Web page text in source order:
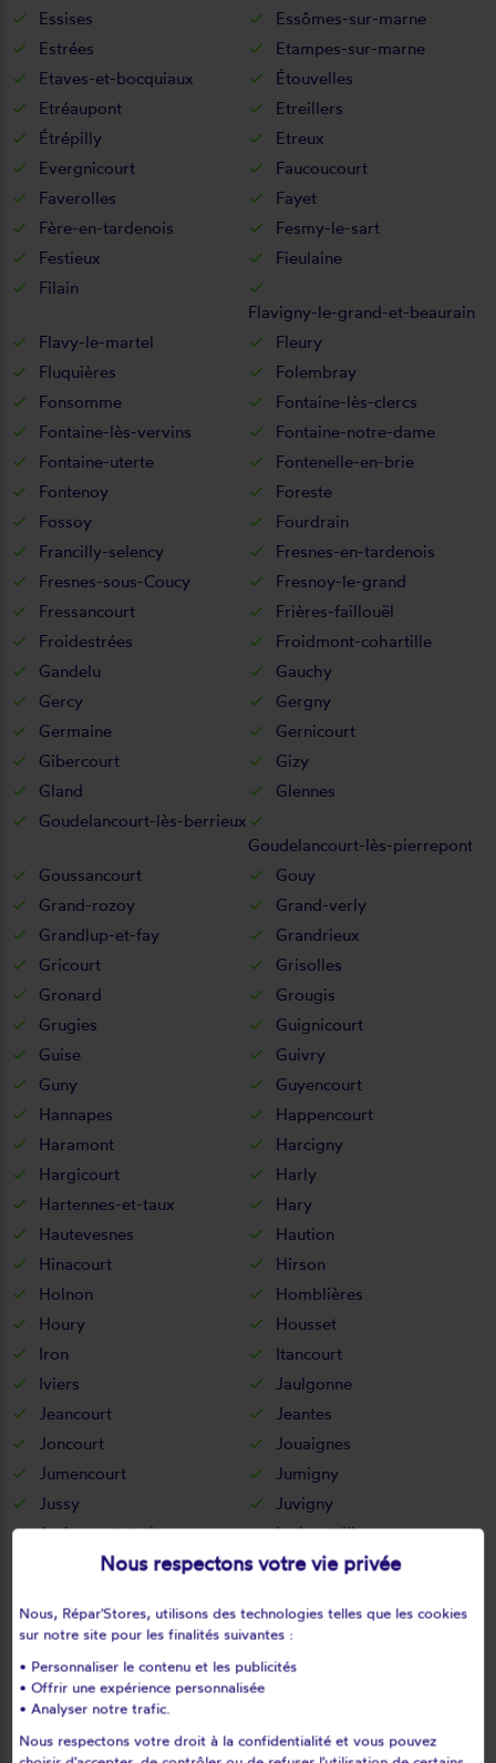
Essises
Essômes-sur-marne
Estrées
Etampes-sur-marne
Etaves-et-bocquiaux
Étouvelles
Etréaupont
Etreillers
Étrépilly
Etreux
Evergnicourt
Faucoucourt
Faverolles
Fayet
Fère-en-tardenois
Fesmy-le-sart
Festieux
Fieulaine
Filain
Flavigny-le-grand-et-beaurain
Flavy-le-martel
Fleury
Fluquières
Folembray
Fonsomme
Fontaine-lès-clercs
Fontaine-lès-vervins
Fontaine-notre-dame
Fontaine-uterte
Fontenelle-en-brie
Fontenoy
Foreste
Fossoy
Fourdrain
Francilly-selency
Fresnes-en-tardenois
Fresnes-sous-Coucy
Fresnoy-le-grand
Fressancourt
Frières-faillouël
Froidestrées
Froidmont-cohartille
Gandelu
Gauchy
Gercy
Gergny
Germaine
Gernicourt
Gibercourt
Gizy
Gland
Glennes
Goudelancourt-lès-berrieux
Goudelancourt-lès-pierrepont
Goussancourt
Gouy
Grand-rozoy
Grand-verly
Grandlup-et-fay
Grandrieux
Gricourt
Grisolles
Gronard
Grougis
Grugies
Guignicourt
Guise
Guivry
Guny
Guyencourt
Hannapes
Happencourt
Haramont
Harcigny
Hargicourt
Harly
Hartennes-et-taux
Hary
Hautevesnes
Haution
Hinacourt
Hirson
Holnon
Homblières
Houry
Housset
Iron
Itancourt
Iviers
Jaulgonne
Jeancourt
Jeantes
Joncourt
Jouaignes
Jumencourt
Jumigny
Jussy
Juvigny
Juvincourt-et-damary
La bouteille
La capelle
La celle-sous-montmirail
La croix-sur-ourcq
La fère
La hérie
La neuville-bosmont
La neuville-housset
La neuville-lès-dorengt
Nous respectons votre vie privée
Nous, Répar'Stores, utilisons des technologies telles que les cookies
sur notre site pour les finalités suivantes :
• Personnaliser le contenu et les publicités
• Offrir une expérience personnalisée
• Analyser notre trafic.
Nous respectons votre droit à la confidentialité et vous pouvez